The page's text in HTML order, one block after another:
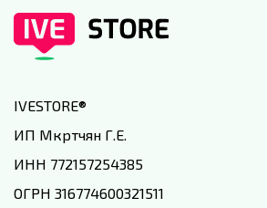
IVESTORE®
ИП Мкртчян Г.Е.
ИНН 772157254385
ОГРН 316774600321511